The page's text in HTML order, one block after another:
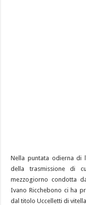
Nella puntata odierna di
della trasmissione di
mezzogiorno condotta
Ivano Ricchebono ci ha
dal titolo Uccelletti di